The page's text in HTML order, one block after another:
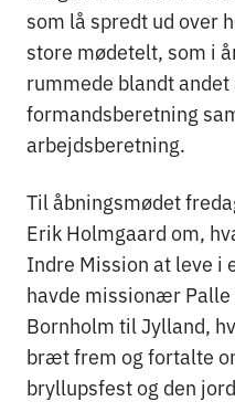
som lå spredt ud over
store mødetelt, som i
rummede blandt
formandsberetning
arbejdsberetning.
Til åbningsmødet
Erik Holmgaard om,
Indre Mission at leve i
havde missionær Palle
Bornholm til Jylland,
bræt frem og fortalte
bryllupsfest og den